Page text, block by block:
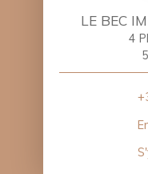
LE BEC
4